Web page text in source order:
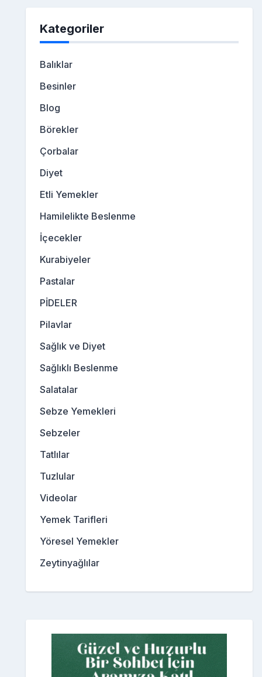
Kategoriler
Balıklar
Besinler
Blog
Börekler
Çorbalar
Diyet
Etli Yemekler
Hamilelikte Beslenme
İçecekler
Kurabiyeler
Pastalar
PİDELER
Pilavlar
Sağlık ve Diyet
Sağlıklı Beslenme
Salatalar
Sebze Yemekleri
Sebzeler
Tatlılar
Tuzlular
Videolar
Yemek Tarifleri
Yöresel Yemekler
Zeytinyağlılar